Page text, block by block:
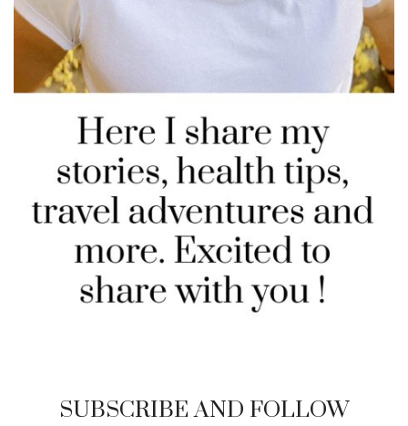
SUBSCRIBE AND FOLLOW